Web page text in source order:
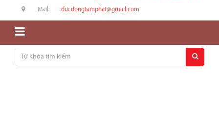
Mail: ducdongtamphat@gmail.com